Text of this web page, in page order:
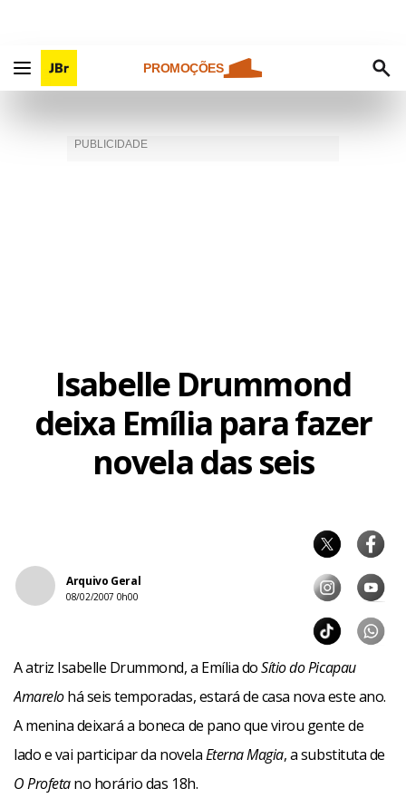
PROMOÇÕES
Isabelle Drummond
deixa Emília para fazer
novela das seis
Arquivo Geral
08/02/2007 0h00
A atriz Isabelle Drummond, a Emília doSítio do Picapau
Amarelohá seis temporadas, estará de casa nova este ano.
A menina deixará a boneca de pano que virou gente de
lado e vai participar da novelaEterna Magia, a substituta de
O Profetano horário das 18h.